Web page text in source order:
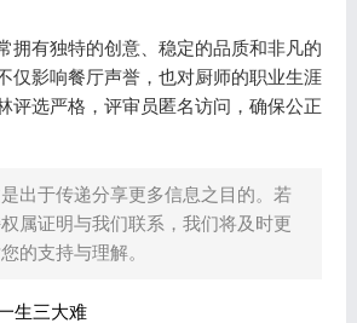
拥有独特的创意、稳定的品质和非凡的
仅影响餐厅声誉，也对厨师的职业生涯
评选严格，评审员匿名访问，确保公正
出于传递分享更多信息之目的。若
属证明与我们联系，我们将及时更
的支持与理解。
生三大难